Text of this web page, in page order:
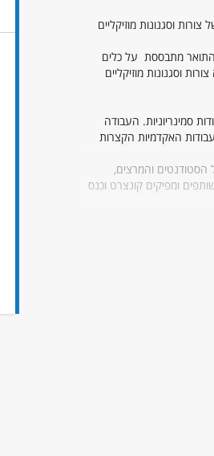
וסגנונות מוזיקליים
התואר מתבססת על כלים
וסגנונות מוזיקליים
סמינריוניות. העבודה
האקדמיות הקצרות
והמרצים,
ומפיקים קונצרט וכנס